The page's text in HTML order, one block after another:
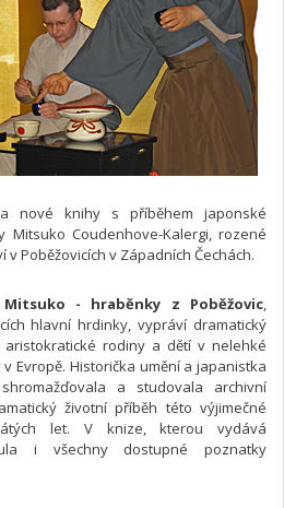
nové knihy s příběhem japonské
Mitsuko Coudenhove-Kalergi, rozené
Poběžovicích v Západních Čechách.
- hraběnky z Poběžovic,
hlavní hrdinky, vypráví dramatický
rodiny a dětí v nelehké
Evropě. Historička umění a japanistka
a studovala archivní
životní příběh této výjimečné
let. V knize, kterou vydává
i všechny dostupné poznatky